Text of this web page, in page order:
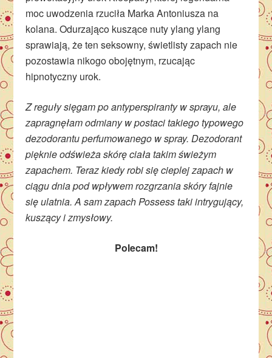
moc uwodzenia rzuciła Marka Antoniusza na
kolana. Odurzająco kuszące nuty ylang ylang
sprawiają, że ten seksowny, świetlisty zapach nie
pozostawia nikogo obojętnym, rzucając
hipnotyczny urok.
Z reguły sięgam po antyperspiranty w sprayu, ale
zapragnęłam odmiany w postaci takiego typowego
dezodorantu perfumowanego w spray. Dezodorant
pięknie odświeża skórę ciała takim świeżym
zapachem. Teraz kiedy robi się cieplej zapach w
ciągu dnia pod wpływem rozgrzania skóry fajnie
się ulatnia. A sam zapach Possess taki intrygujący,
kuszący i zmysłowy.
Polecam!